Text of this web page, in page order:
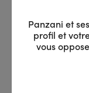
Panzani et
profil et
vous